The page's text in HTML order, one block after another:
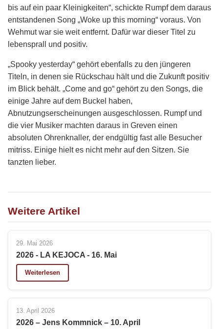
bis auf ein paar Kleinigkeiten“, schickte Rumpf dem daraus
entstandenen Song „Woke up this morning“ voraus. Von
Wehmut war sie weit entfernt. Dafür war dieser Titel zu
lebensprall und positiv.
„Spooky yesterday“ gehört ebenfalls zu den jüngeren
Titeln, in denen sie Rückschau hält und die Zukunft positiv
im Blick behält. „Come and go“ gehört zu den Songs, die
einige Jahre auf dem Buckel haben,
Abnutzungserscheinungen ausgeschlossen. Rumpf und
die vier Musiker machten daraus in Greven einen
absoluten Ohrenknaller, der endgültig fast alle Besucher
mitriss. Einige hielt es nicht mehr auf den Sitzen. Sie
tanzten lieber.
Weitere Artikel
29. Mai 2026
2026 - LA KEJOCA - 16. Mai
Weiterlesen
13. April 2026
2026 – Jens Kommnick – 10. April